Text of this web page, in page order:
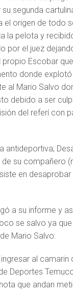
segunda
el origen de todo
la pelota y
por el juez
Escobar
donde explotó
al Mario Salvo
debido a ser
del referí con
antideportiva;
su compañero
en
a su informe y
se salvo ya
Mario Salvo:
al camarin
Deportes
que andan